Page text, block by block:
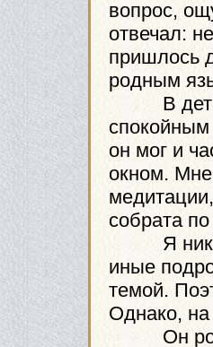
вопрос,
отвечал:
пришлось
родным
В
спокойным
он мог и
окном.
собрата
Я
иные
темой.
Однако, на
Он